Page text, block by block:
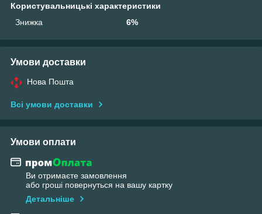
Користувальницькі характеристики
Знижка
6%
Умови доставки
Нова Пошта
Всі умови доставки
Умови оплати
Ви отримаєте замовлення
або гроші повернуться на вашу картку
Детальніше